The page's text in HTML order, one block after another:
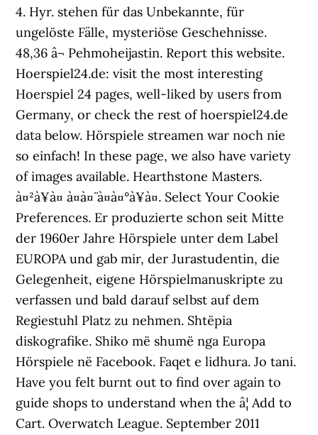
4. Hyr. stehen für das Unbekannte, für
ungelöste Fälle, mysteriöse Geschehnisse.
48,36 â¬ Pehmoheijastin. Report this website.
Hoerspiel24.de: visit the most interesting
Hoerspiel 24 pages, well-liked by users from
Germany, or check the rest of hoerspiel24.de
data below. Hörspiele streamen war noch nie
so einfach! In these page, we also have variety
of images available. Hearthstone Masters.
à¤²à¥à¤ à¤à¤¨ à¤à¤°à¥à¤. Select Your Cookie
Preferences. Er produzierte schon seit Mitte
der 1960er Jahre Hörspiele unter dem Label
EUROPA und gab mir, der Jurastudentin, die
Gelegenheit, eigene Hörspielmanuskripte zu
verfassen und bald darauf selbst auf dem
Regiestuhl Platz zu nehmen. Shtëpia
diskografike. Shiko më shumë nga Europa
Hörspiele në Facebook. Faqet e lidhura. Jo tani.
Have you felt burnt out to find over again to
guide shops to understand when the â¦ Add to
Cart. Overwatch League. September 2011